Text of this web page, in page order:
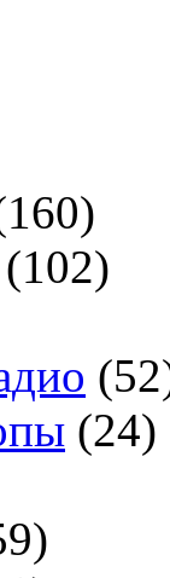
(102)
(24)